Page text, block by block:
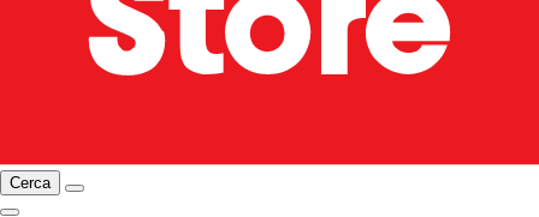
Cerca